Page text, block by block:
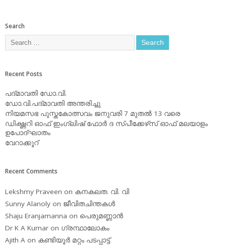
Search
Recent Posts
പദ്മാവതി ഡോ.വി.
ഡോ.വി.പദ്മാവതി അന്തരിച്ചു
നിയമസഭ പുസ്തകോത്സവം ജനുവരി 7 മുതല്‍ 13 വരെ
ഡിക്ഷ്ണറി ഓഫ് ഇംഗ്ലിഷ് ഫോര്‍ ദ സ്പീക്കേഴ്‌സ് ഓഫ് മലയാളം
ഉപോദ്ഘാതം
വേറാക്കൂറ്
Recent Comments
Lekshmy Praveen on കനകലത. വി. വി
Sunny Alanoly on ജീവിതചിന്തകള്‍
Shaju Eranjamanna on പെരുമണ്ണാന്‍
Dr K A Kumar on ഗ്രന്ഥാലോകം
Ajith A on കണ്ടിയൂര്‍ മറ്റം പടപ്പാട്ട്‌